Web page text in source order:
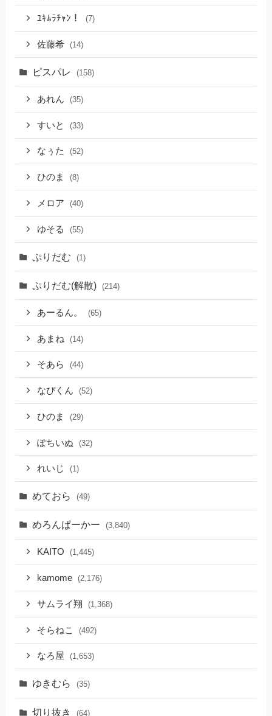
ﾕｷﾑﾗﾁｬﾝ！ (7)
佐藤希 (14)
ピスパレ (158)
あれん (35)
すいと (33)
なぅた (52)
ひのま (8)
メロア (40)
ゆそる (55)
ぷりだむ (1)
ぷりだむ(解散) (214)
あーるん。 (65)
あまね (14)
そあら (44)
なぴくん (52)
ひのま (29)
ぽちいぬ (32)
れいじ (1)
めておら (49)
めろんぱーかー (3,840)
KAITO (1,445)
kamome (2,176)
サムライ翔 (1,368)
そらねこ (492)
なろ屋 (1,653)
ゆきむら (35)
切り抜き (64)